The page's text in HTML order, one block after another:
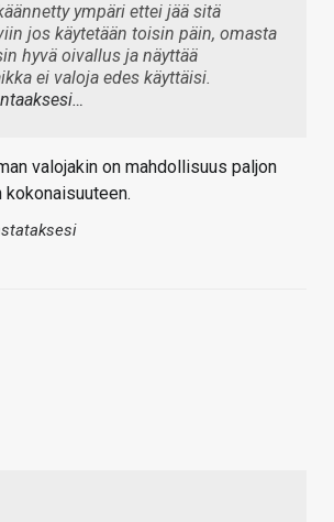
ympäri ettei jää sitä
jos käytetään toisin päin, omasta
hyvä oivallus ja näyttää
ei valoja edes käyttäisi.
valojakin on mahdollisuus paljon
kokonaisuuteen.